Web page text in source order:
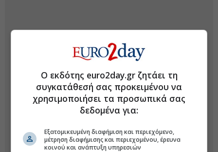
Ο εκδότης euro2day.gr ζητάει τη
συγκατάθεσή σας προκειμένου να
χρησιμοποιήσει τα προσωπικά σας
δεδομένα για:
Εξατομικευμένη διαφήμιση και περιεχόμενο,
μέτρηση διαφήμισης και περιεχομένου, έρευνα
κοινού και ανάπτυξη υπηρεσιών